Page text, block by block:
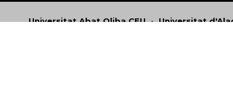
Universitat Abat Oliba CEU•Universitat